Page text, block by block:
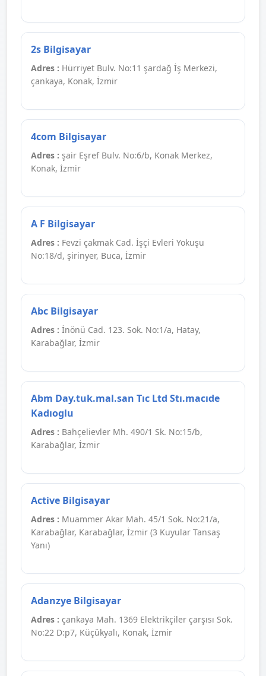
2s Bilgisayar
Adres : Hürriyet Bulv. No:11 şardağ İş Merkezi,
çankaya, Konak, İzmir
4com Bilgisayar
Adres : şair Eşref Bulv. No:6/b, Konak Merkez,
Konak, İzmir
A F Bilgisayar
Adres : Fevzi çakmak Cad. İşçi Evleri Yokuşu
No:18/d, şirinyer, Buca, İzmir
Abc Bilgisayar
Adres : İnönü Cad. 123. Sok. No:1/a, Hatay,
Karabağlar, İzmir
Abm Day.tuk.mal.san Tıc Ltd Stı.macıde
Kadıoglu
Adres : Bahçelievler Mh. 490/1 Sk. No:15/b,
Karabağlar, İzmir
Active Bilgisayar
Adres : Muammer Akar Mah. 45/1 Sok. No:21/a,
Karabağlar, Karabağlar, İzmir (3 Kuyular Tansaş
Yanı)
Adanzye Bilgisayar
Adres : çankaya Mah. 1369 Elektrikçiler çarşısı Sok.
No:22 D:p7, Küçükyalı, Konak, İzmir